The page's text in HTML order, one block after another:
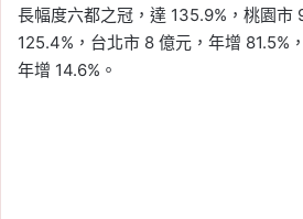
長幅度六都之冠，達 135.9%，桃園市
125.4%，台北市 8 億元，年增 81.5%
年增 14.6%。